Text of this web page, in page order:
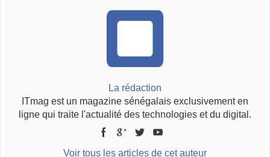
La rédaction
ITmag est un magazine sénégalais exclusivement en
ligne qui traite l'actualité des technologies et du digital.
Voir tous les articles de cet auteur